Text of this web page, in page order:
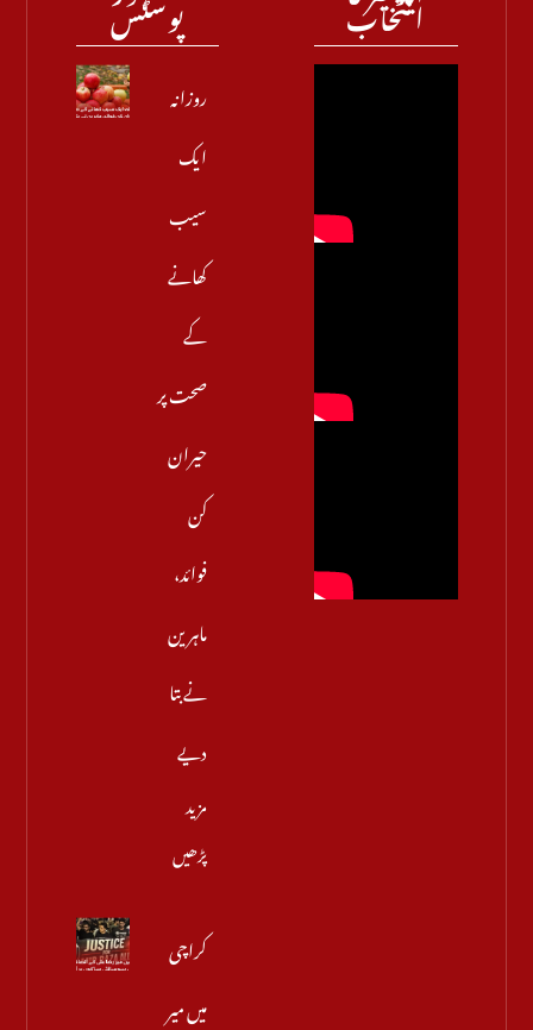
پوسٹس
روزانہ
ایک
سیب
کھانے
کے
صحت پر
حیران
کن
فوائد،
ماہرین
نے بتا
دیے
مزید
پڑھیں
کراچی
میں میر
انتخاب